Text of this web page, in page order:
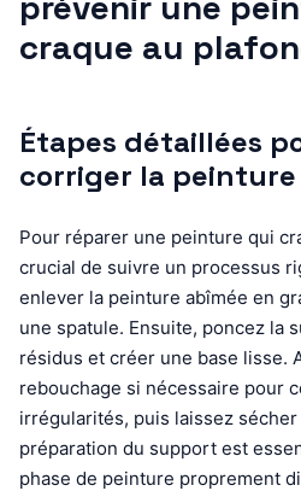
craque au
Étapes détaillées
corriger la peinture
Pour réparer une peinture qui
crucial de suivre un processus
enlever la peinture abîmée en
une spatule. Ensuite, poncez la
résidus et créer une base lisse.
rebouchage si nécessaire pour
irrégularités, puis laissez
préparation du support est
phase de peinture proprement